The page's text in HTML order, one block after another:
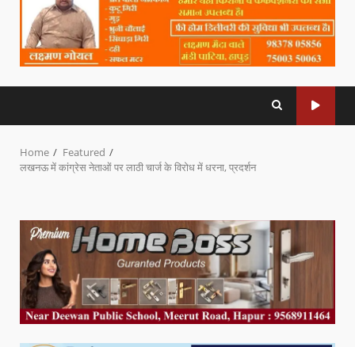
Home
Featured
लखनऊ में कांग्रेस नेताओं पर लाठी चार्ज के विरोध में धरना, प्रदर्शन